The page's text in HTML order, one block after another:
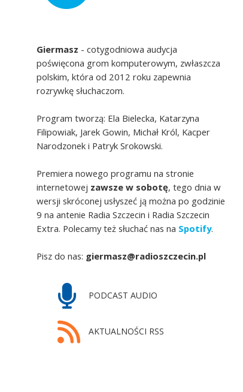
Giermasz - cotygodniowa audycja
poświęcona grom komputerowym, zwłaszcza
polskim, która od 2012 roku zapewnia
rozrywkę słuchaczom.
Program tworzą: Ela Bielecka, Katarzyna
Filipowiak, Jarek Gowin, Michał Król, Kacper
Narodzonek i Patryk Srokowski.
Premiera nowego programu na stronie
internetowej zawsze w sobotę, tego dnia w
wersji skróconej usłyszeć ją można po godzinie
9 na antenie Radia Szczecin i Radia Szczecin
Extra. Polecamy też słuchać nas na Spotify.
Pisz do nas: giermasz@radioszczecin.pl
PODCAST AUDIO
AKTUALNOŚCI RSS